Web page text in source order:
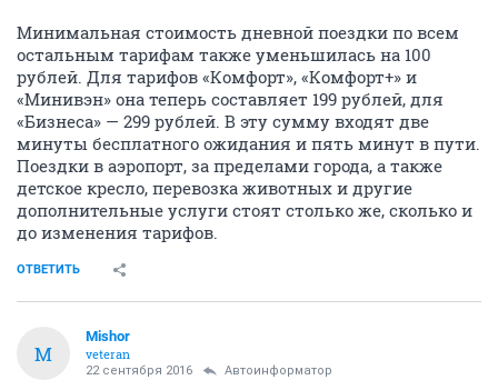
Минимальная стоимость дневной поездки по всем
остальным тарифам также уменьшилась на 100
рублей. Для тарифов «Комфорт», «Комфорт+» и
«Минивэн» она теперь составляет 199 рублей, для
«Бизнеса» — 299 рублей. В эту сумму входят две
минуты бесплатного ожидания и пять минут в пути.
Поездки в аэропорт, за пределами города, а также
детское кресло, перевозка животных и другие
дополнительные услуги стоят столько же, сколько и
до изменения тарифов.
ОТВЕТИТЬ
M
Mishor
veteran
22 сентября 2016 Автоинформатор